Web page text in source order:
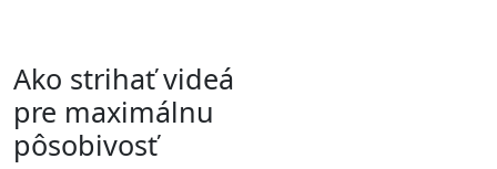
Ako strihať videá
pre maximálnu
pôsobivosť